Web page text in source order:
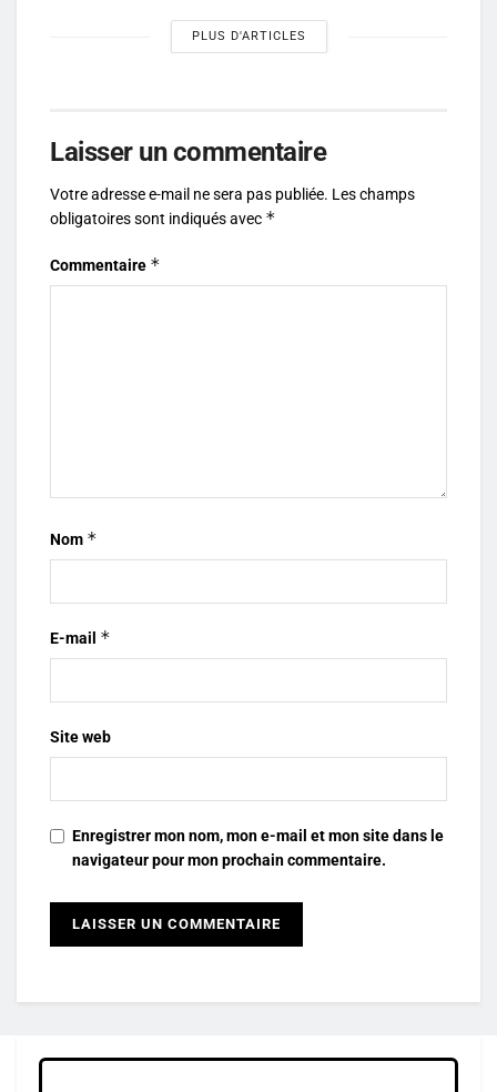
PLUS D'ARTICLES
Laisser un commentaire
Votre adresse e-mail ne sera pas publiée. Les champs
obligatoires sont indiqués avec *
Commentaire *
Nom *
E-mail *
Site web
Enregistrer mon nom, mon e-mail et mon site dans le
navigateur pour mon prochain commentaire.